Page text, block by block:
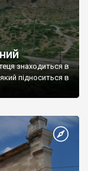
знаходиться в
підноситься в